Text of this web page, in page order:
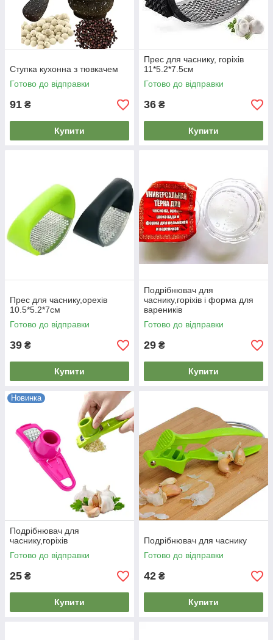
Ступка кухонна з тювкачем
Готово до відправки
91 ₴
Купити
Прес для часнику, горіхів
11*5.2*7.5см
Готово до відправки
36 ₴
Купити
Прес для часнику,орехів
10.5*5.2*7см
Готово до відправки
39 ₴
Купити
Подрібнювач для
часнику,горіхів і форма для
вареників
Готово до відправки
29 ₴
Купити
Новинка
Подрібнювач для
часнику,горіхів
Готово до відправки
25 ₴
Купити
Подрібнювач для часнику
Готово до відправки
42 ₴
Купити